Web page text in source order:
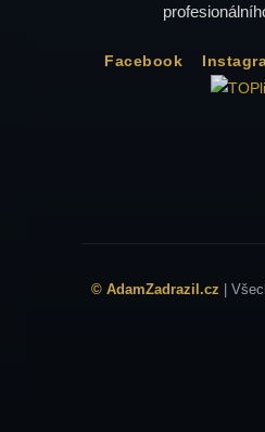
Facebook
© AdamZadrazil.cz |